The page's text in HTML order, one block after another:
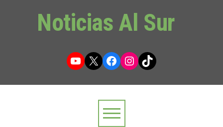
Noticias Al Sur
YouTube
X Facebook
Instagram
TikTok